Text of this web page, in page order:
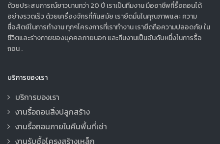
ด้วยประสบการณ์ยาวนานกว่า 20 ปี เราเป็นทีมงาน มืออาชีพที่รื้อถอนได้
อย่างรวดเร็ว ด้วยเครื่องจักรที่ทันสมัย เรายึดมั่นในคุณภาพและ ความ
ซื่อสัตย์ในการทำงาน ทุกๆโครงการที่เราทำงาน เรายึดถือความปลอดภัย ใน
ชีวิตและร่างกายของบุคคลภายนอก และทีมงานเป็นอันดับหนึ่งในการรื้อ
ถอน .
บริการของเรา
บริการของเรา
งานรื้อถอนสิ่งปลูกสร้าง
งานรื้อถอนภายในคืนพื้นที่เช่า
งานรับซื้อโครงสร้างเหล็ก